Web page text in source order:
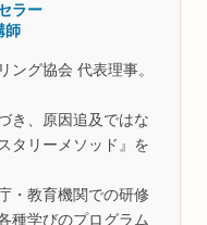
ラー
師
ング協会 代表理事。
き、原因追及ではな
タリーメソッド』を
・教育機関での研修
種学びのプログラム